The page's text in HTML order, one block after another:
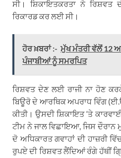
ਸੀ। ਸ਼ਿਕਾਇਤਕਰਤਾ ਨੇ ਰਿਸ਼ਵਤ
ਰਿਕਾਰਡ ਕਰ ਲਈ ਸੀ।
ਹੋਰ ਖ਼ਬਰਾਂ :- ਮੁੱਖ ਮੰਤਰੀ ਵੱਲੋਂ 12
ਪੰਜਾਬੀਆਂ ਨੂੰ ਸਮਰਪਿਤ
ਰਿਸ਼ਵਤ ਦੇਣ ਲਈ ਰਾਜੀ ਨਾ ਹੋਣ
ਬਿਊਰੋ ਦੇ ਆਰਥਿਕ ਅਪਰਾਧ ਵਿੰਗ
ਕੀਤੀ। ਉਸਦੀ ਸ਼ਿਕਾਇਤ ‘ਤੇ
ਟੀਮ ਨੇ ਜਾਲ ਵਿਛਾਇਆ, ਜਿਸ
ਦੋ ਅਧਿਕਾਰਤ ਗਵਾਹਾਂ ਦੀ ਹਾਜ਼ਰੀ
ਰੁਪਏ ਦੀ ਰਿਸ਼ਵਤ ਲੈਂਦਿਆਂ ਰੰਗੇ ਹੱਥੀਂ